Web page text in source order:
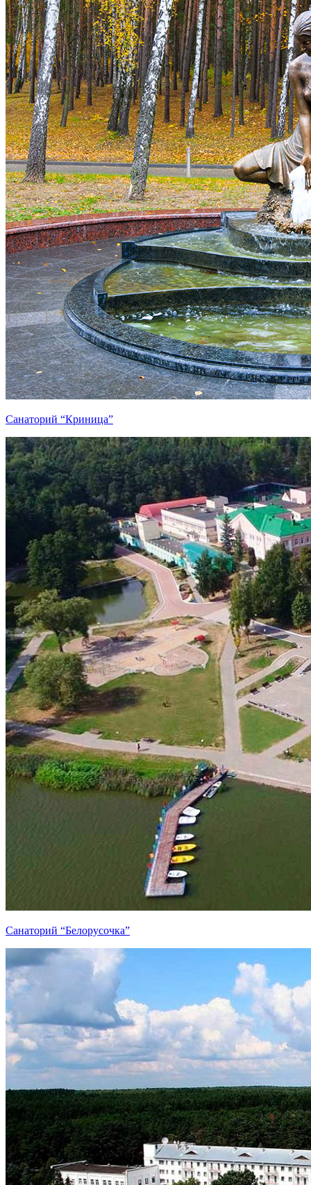
Санаторий “Криница”
Санаторий “Белорусочка”